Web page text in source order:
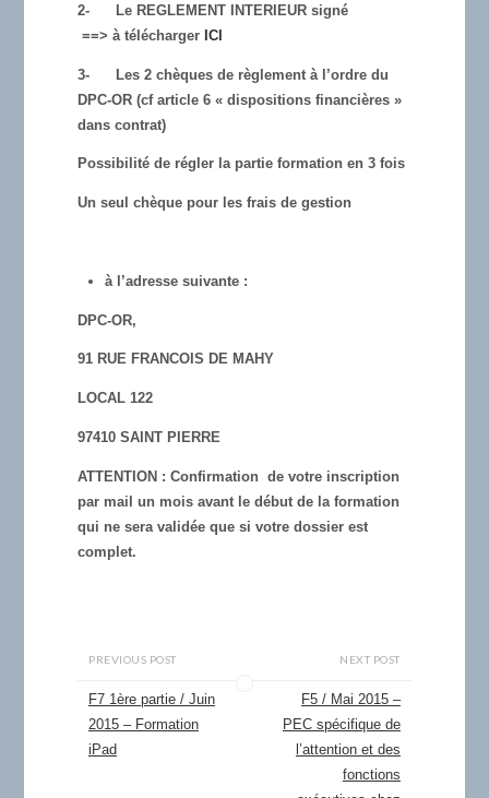
2-
Le REGLEMENT INTERIEUR signé
==> à télécharger ICI
3- Les 2 chèques de règlement à l’ordre du
DPC-OR (cf article 6 « dispositions financières »
dans contrat)
Possibilité de régler la partie formation en 3 fois
Un seul chèque pour les frais de gestion
à l’adresse suivante :
DPC-OR,
91 RUE FRANCOIS DE MAHY
LOCAL 122
97410 SAINT PIERRE
ATTENTION : Confirmation de votre inscription
par mail un mois avant le début de la formation
qui ne sera validée que si votre dossier est
complet.
PREVIOUS POST
F7 1ère partie / Juin
2015 – Formation
iPad
NEXT POST
F5 / Mai 2015 –
PEC spécifique de
l’attention et des
fonctions